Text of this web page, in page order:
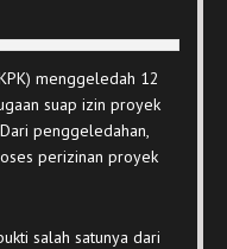
menggeledah 12
suap izin proyek
penggeledahan,
perizinan proyek
salah satunya dari